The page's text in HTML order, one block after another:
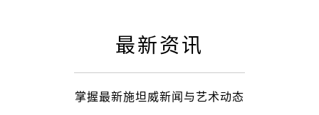
最新资讯
掌握最新施坦威新闻与艺术动态